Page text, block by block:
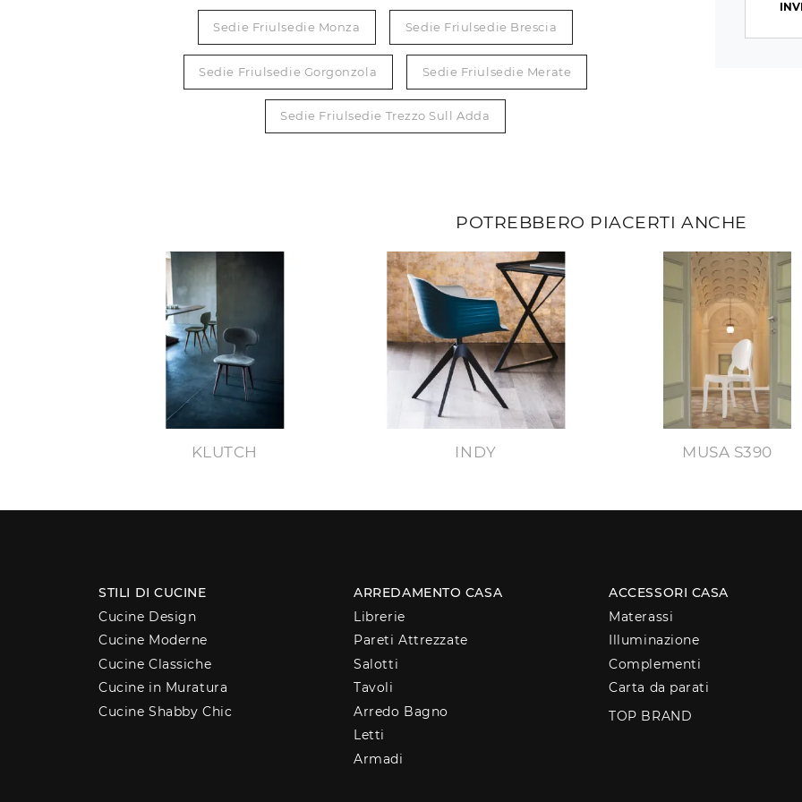
Sedie Friulsedie Monza Sedie Friulsedie Brescia
Sedie Friulsedie Gorgonzola Sedie Friulsedie Merate
Sedie Friulsedie Trezzo Sull Adda
POTREBBERO PIACERTI ANCHE
KLUTCH INDY MUSA S390
STILI DI CUCINE
Cucine Design
Cucine Moderne
Cucine Classiche
Cucine in Muratura
Cucine Shabby Chic
ARREDAMENTO CASA
Librerie
Pareti Attrezzate
Salotti
Tavoli
Arredo Bagno
Letti
Armadi
ACCESSORI CASA
Materassi
Illuminazione
Complementi
Carta da parati
TOP BRAND